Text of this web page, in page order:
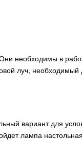
необходимы в
луч,
вариант для
лампа